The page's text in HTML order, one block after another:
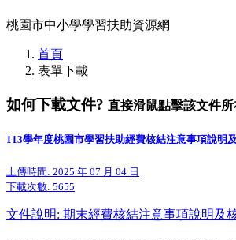
桃園市中小學學習扶助資源網
首頁
表單下載
如何下載文件? 直接滑鼠點擊該文件
113學年度桃園市學習扶助經費核結注意事項說明
上傳時間: 2025 年 07 月 04 日
下載次數: 5655
文件說明: 期末經費核結注意事項說明及